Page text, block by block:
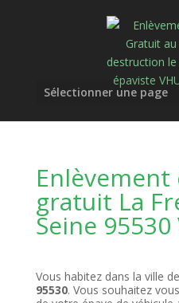
Sélectionner une page
Enlèvement
gratuit La
Seine
Vous habitez dans la ville de
95530. Vous souhaitez